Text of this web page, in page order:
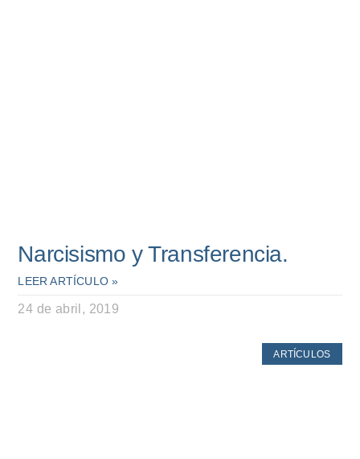
Narcisismo y Transferencia.
LEER ARTÍCULO »
24 de abril, 2019
ARTÍCULOS